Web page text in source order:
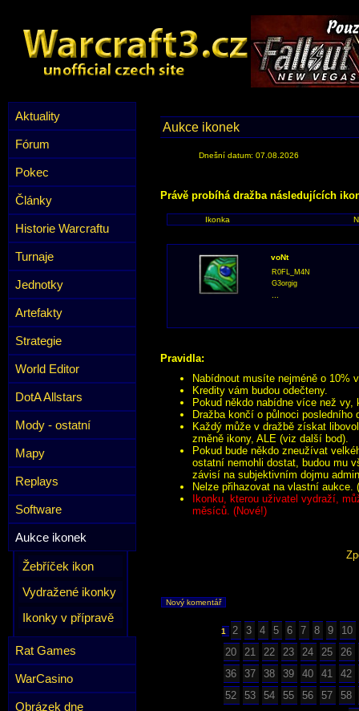
Aktuality
Fórum
Pokec
Články
Historie Warcraftu
Turnaje
Jednotky
Artefakty
Strategie
World Editor
DotA Allstars
Mody - ostatní
Mapy
Replays
Software
Aukce ikonek
Žebříček ikon
Vydražené ikonky
Ikonky v přípravě
Rat Games
WarCasino
Obrázek dne
Aukce ikonek
Dnešní datum: 07.08.2026
Právě probíhá dražba následujících
Ikonka
voNt
R0FL_M4N
G3orgig
Pravidla:
Nabídnout musíte nejméně o
Kredity vám budou odečteny.
Pokud někdo nabídne více než
Dražba končí o půlnoci posledního
Každý může v dražbě získat
změně ikony, ALE (viz další bod).
Pokud bude někdo zneužívat
ostatní nemohli dostat, budou mu
závisí na subjektivním dojmu
Nelze přihazovat na vlastní aukce.
Ikonku, kterou uživatel vydraží,
měsíců. (Nové!)
Nový komentář
1 2 3 4 5 6 7 8 9
10
20
21 22 23 24 25
26
36
37 38 39 40 41
42
52
53 54 55 56 57
58